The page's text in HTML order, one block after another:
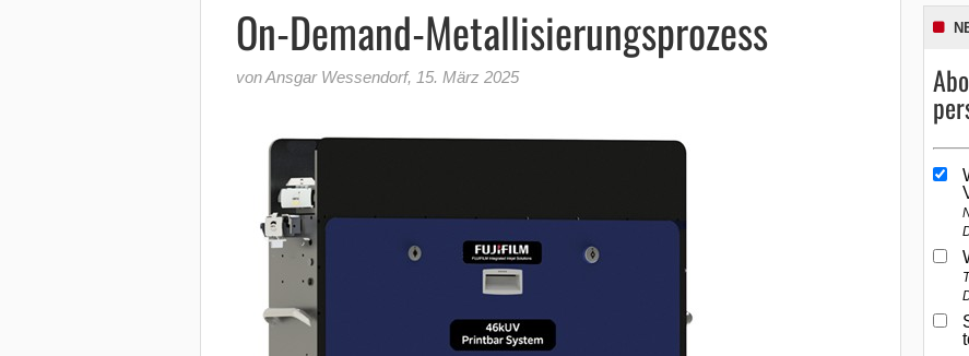
On-Demand-Metallisierungsprozess
von Ansgar Wessendorf, 15. März 2025